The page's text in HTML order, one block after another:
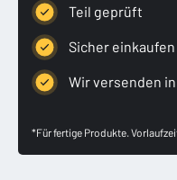
LEWA
NAKŁADKA
PRÓG
LEWY
Menge
Teil geprüft
Sicher einkaufen
Wir versenden
*Für fertige Produkte.